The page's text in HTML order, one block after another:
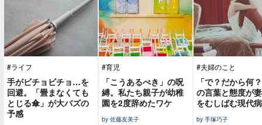
#ライフ
手がビチョビチョ…を
回避。「畳まなくても
とじる傘」が大バズの
予感
#育児
「こうあるべき」の呪
縛。私たち親子が幼稚
園を2度辞めたワケ
by 佐藤友美子
#夫婦のこと
「で？だから何
の言葉と態度が
をむしばむ現代病
by 手塚巧子